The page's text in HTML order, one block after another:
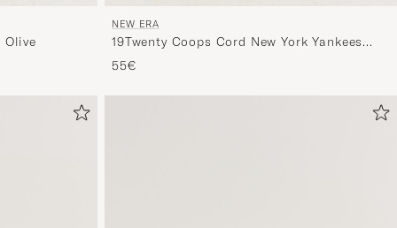
Olive
NEW ERA
19Twenty Coops Cord New York Yankees
Cap Navy
55€